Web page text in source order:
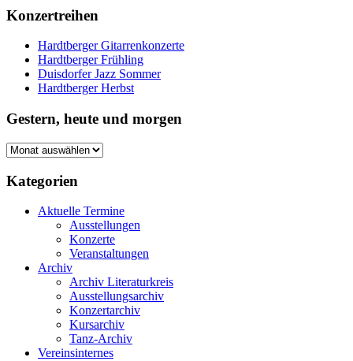
Konzertreihen
Hardtberger Gitarrenkonzerte
Hardtberger Frühling
Duisdorfer Jazz Sommer
Hardtberger Herbst
Gestern, heute und morgen
Gestern,
und
morgen
Kategorien
Aktuelle Termine
Ausstellungen
Konzerte
Veranstaltungen
Archiv
Archiv Literaturkreis
Ausstellungsarchiv
Konzertarchiv
Kursarchiv
Tanz-Archiv
Vereinsinternes